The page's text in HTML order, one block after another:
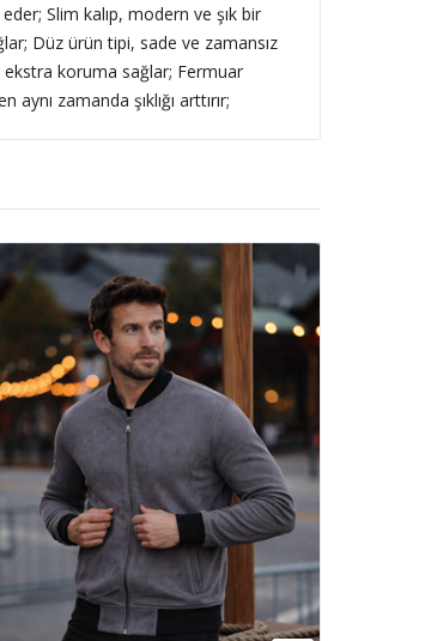
Slim kalıp, modern ve şık bir
Düz ürün tipi, sade ve zamansız
ekstra koruma sağlar; Fermuar
zamanda şıklığı arttırır;